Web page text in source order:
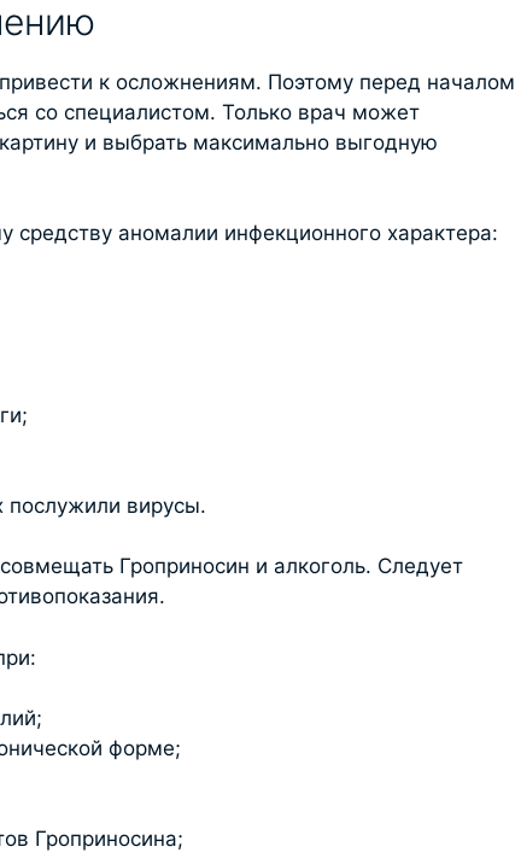
к осложнениям. Поэтому перед началом
со специалистом. Только врач может
и выбрать максимально выгодную
средству аномалии инфекционного характера:
послужили вирусы.
Гроприносин и алкоголь. Следует
форме;
Гроприносина;